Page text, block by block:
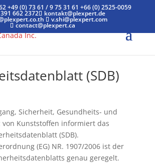
+49 (0) 73 61 / 9 75 31 61+66 (0) 2525-0059
662 2372 kontakt@plexpert.de
v.shi@plexpert.com
contact@plexpert.ca
(SDB)
Sicherheit, Gesundheits- und
von Kunststoffen informiert das
(SDB).
(EG) NR. 1907/2006 ist der
genau geregelt.